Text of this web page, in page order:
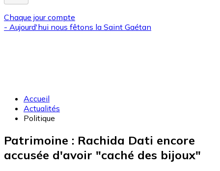
Chaque jour compte
- Aujourd'hui nous fêtons la Saint Gaétan
Accueil
Actualités
Politique
Patrimoine : Rachida Dati encore
accusée d'avoir "caché des bijoux"